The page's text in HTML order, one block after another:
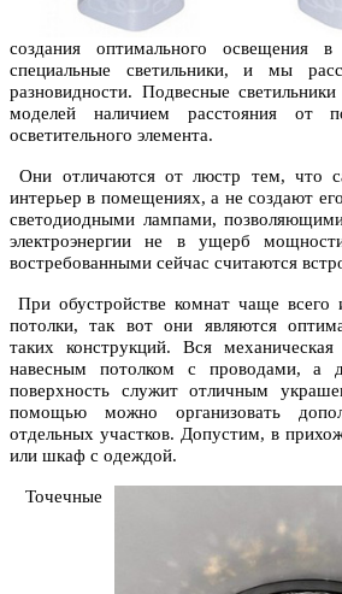
создания оптимального освещения в
специальные светильники, и мы
разновидности. Подвесные
моделей наличием расстояния от
осветительного элемента.
Они отличаются от люстр тем, что
интерьер в помещениях, а не создают
светодиодными лампами,
электроэнергии не в ущерб
востребованными сейчас считаются
При обустройстве комнат чаще всего
потолки, так вот они являются
таких конструкций. Вся
навесным потолком с проводами, а
поверхность служит отличным
помощью можно организовать
отдельных участков. Допустим, в
или шкаф с одеждой.
Точечные